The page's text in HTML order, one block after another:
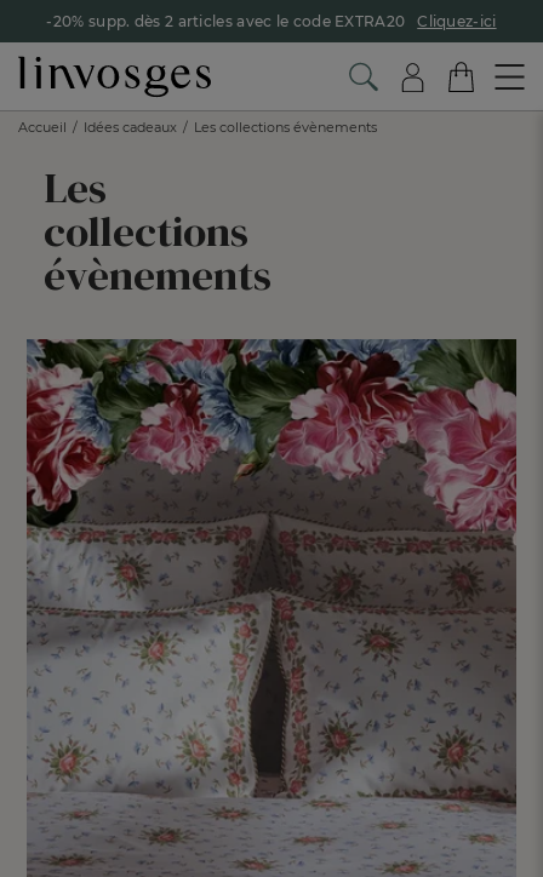
-20% supp. dès 2 articles avec le code EXTRA20 Cliquez-ici
Accueil Idées cadeaux Les collections évènements
Les
collections
évènements